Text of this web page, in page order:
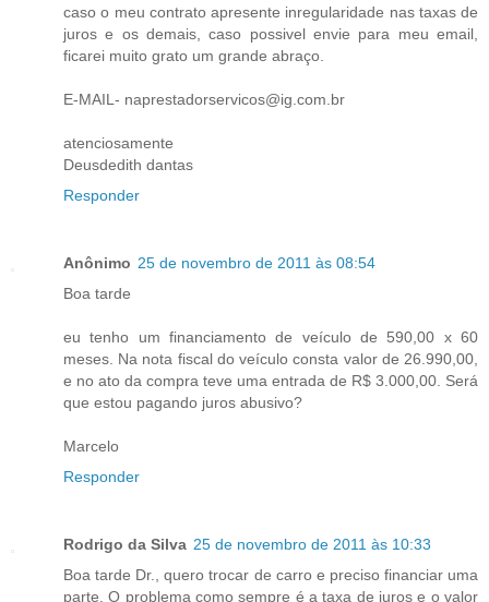
caso o meu contrato apresente inregularidade nas taxas de
juros e os demais, caso possivel envie para meu email,
ficarei muito grato um grande abraço.
E-MAIL- naprestadorservicos@ig.com.br
atenciosamente
Deusdedith dantas
Responder
Anônimo 25 de novembro de 2011 às 08:54
Boa tarde
eu tenho um financiamento de veículo de 590,00 x 60
meses. Na nota fiscal do veículo consta valor de 26.990,00,
e no ato da compra teve uma entrada de R$ 3.000,00. Será
que estou pagando juros abusivo?
Marcelo
Responder
Rodrigo da Silva 25 de novembro de 2011 às 10:33
Boa tarde Dr., quero trocar de carro e preciso financiar uma
parte. O problema como sempre é a taxa de juros e o valor